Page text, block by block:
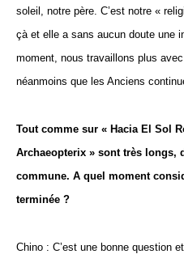
soleil, notre père. C’est notre «
çà et elle a sans aucun doute une
moment, nous travaillons plus
néanmoins que les Anciens
Tout comme sur « Hacia El Sol
Archaeopterix » sont très longs,
commune. A quel moment
terminée ?
Chino : C’est une bonne question